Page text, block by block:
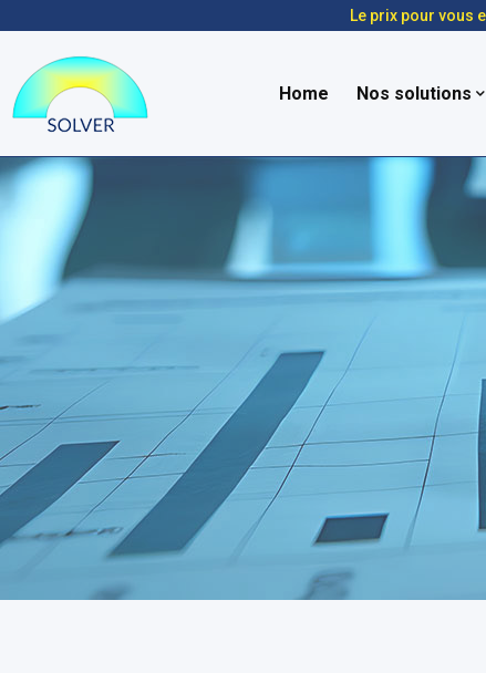
Le prix pour vous
Home Nos solutions